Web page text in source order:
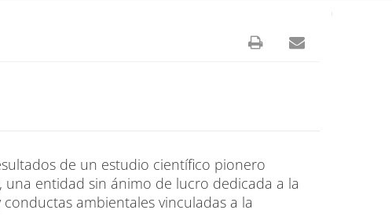
de un estudio científico pionero
, una entidad sin ánimo de lucro dedicada a la
ambientales vinculadas a la